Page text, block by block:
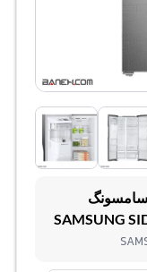
بای ساید 28 فوتی سامسونگ
SAMSUNG